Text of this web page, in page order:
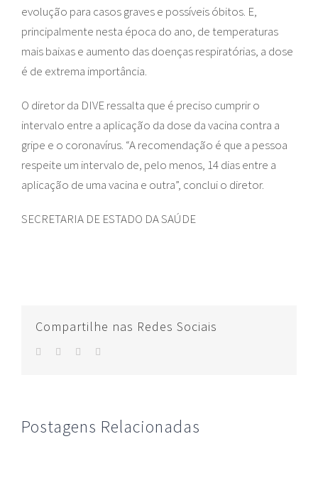
evolução para casos graves e possíveis óbitos. E,
principalmente nesta época do ano, de temperaturas
mais baixas e aumento das doenças respiratórias, a dose
é de extrema importância.
O diretor da DIVE ressalta que é preciso cumprir o
intervalo entre a aplicação da dose da vacina contra a
gripe e o coronavírus. “A recomendação é que a pessoa
respeite um intervalo de, pelo menos, 14 dias entre a
aplicação de uma vacina e outra”, conclui o diretor.
SECRETARIA DE ESTADO DA SAÚDE
Compartilhe nas Redes Sociais
facebook
twitter whatsapp
Postagens Relacionadas